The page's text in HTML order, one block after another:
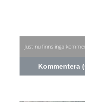
Just nu finns inga
Kommentera